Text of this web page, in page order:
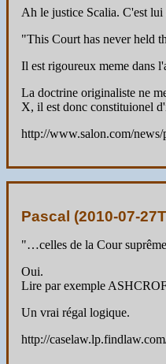
Ah le justice Scalia. C'est
"This Court has never held
Il est rigoureux meme dans
La doctrine originaliste ne
X, il est donc constituionel
http://www.salon.com/
Pascal (2010-07-
"…celles de la Cour
Oui.
Lire par exemple
Un vrai régal logique.
http://